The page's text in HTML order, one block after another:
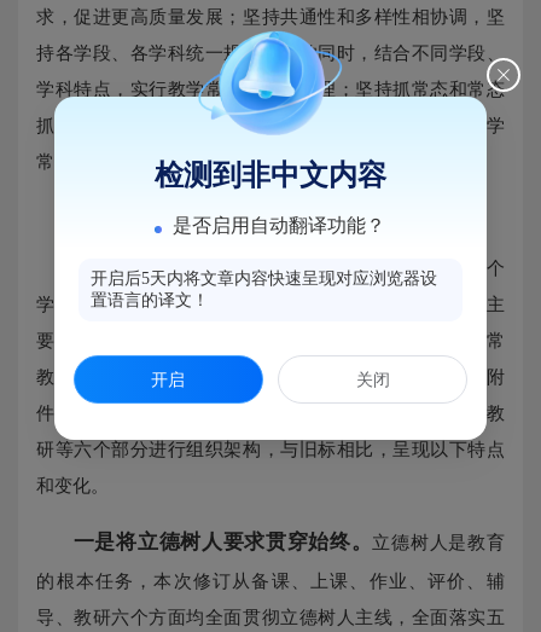
求，促进更高质量发展；坚持共通性和多样性相协调，坚
持各学段、各学科统一规范要求的同时，结合不同学段、
学科特点，实行教学常规差异化管理；坚持抓常态和常态
抓相结合，立足教学常态，持之以恒、常抓不懈，将教学
常规管理贯穿于教学工作的全过程，确保落地见效。
三、《指导意见》的主要内容和特点是什么？
《指导意见》采取“1+3”的形式研制，即“主文件+三个
学段日常教学基本规范”，《指导意见》包括总体要求、主
要举措、组织实施三大块内容。《福建省普通中小学日常
教学基本规范》分为小学版、初中版、高中版三个文件附
件，体例上统一按照备课、上课、作业、辅导、评价、教
研等六个部分进行组织架构，与旧标相比，呈现以下特点
和变化。
一是将立德树人要求贯穿始终。 立德树人是教育
的根本任务，本次修订从备课、上课、作业、评价、辅
导、教研六个方面均全面贯彻立德树人主线，全面落实五
检测到非中文内容
是否启用自动翻译功能？
开启后5天内将文章内容快速呈现对应浏览器设
置语言的译文！
开启 关闭